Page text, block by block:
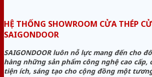
HỆ THỐNG SHOWROOM CỬA THÉP
SAIGONDOOR
SAIGONDOOR luôn nỗ lực mang đến cho
hàng những sản phẩm công nghệ cao cấp,
tiện ích, sáng tạo cho cộng đồng một